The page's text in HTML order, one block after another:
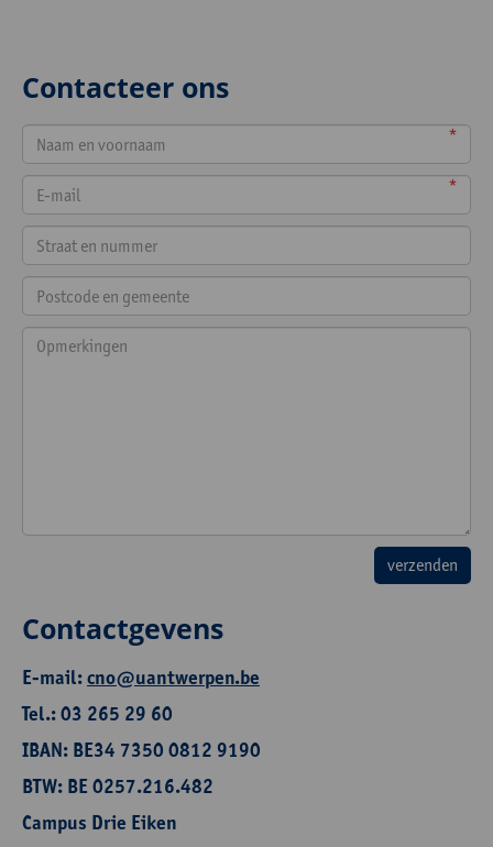
Contacteer ons
*
*
Contactgevens
E-mail:cno@uantwerpen.be
Tel.: 03 265 29 60
IBAN: BE34 7350 0812 9190
BTW: BE 0257.216.482
Campus Drie Eiken